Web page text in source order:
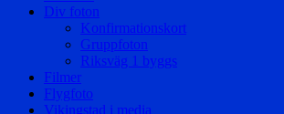
Div foton
Konfirmationskort
Gruppfoton
Riksväg 1 byggs
Filmer
Flygfoto
Vikingstad i media